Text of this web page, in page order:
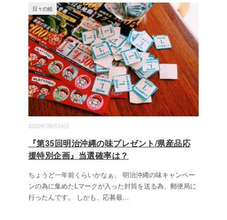
2020年09月04日
日々の絵
『第35回明治沖縄の味プレゼント/県産品応
援特別企画』当選確率は？
ちょうど一年前くらいかなぁ、 明治沖縄の味キャンペー
ンの為に集めたLマークが入った封筒を送る為、郵便局に
行ったんです。 しかも、応募最...